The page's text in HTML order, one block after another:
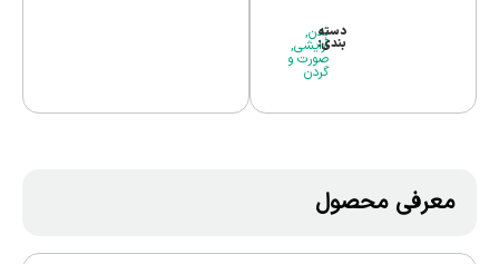
بدن,
آرایشی,
صورت و
گردن
دسته
بندی:
معرفی محصول